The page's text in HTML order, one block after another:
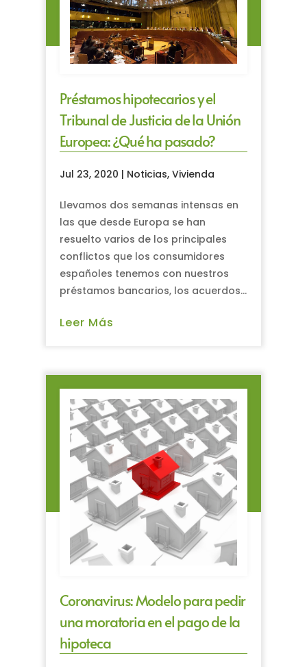
Préstamos hipotecarios y el
Tribunal de Justicia de la Unión
Europea: ¿Qué ha pasado?
Jul 23, 2020 | Noticias,Vivienda
Llevamos dos semanas intensas en
las que desde Europa se han
resuelto varios de los principales
conflictos que los consumidores
españoles tenemos con nuestros
préstamos bancarios, los acuerdos...
Leer Más
Coronavirus: Modelo para pedir
una moratoria en el pago de la
hipoteca